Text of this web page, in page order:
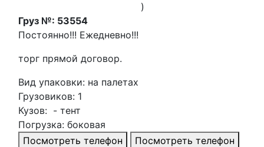
)
Груз №: 53554
Постоянно!!! Ежедневно!!!
торг прямой договор.
Вид упаковки: на палетах
Грузовиков: 1
Кузов: - тент
Погрузка: боковая
Посмотреть телефон
Посмотреть телефон